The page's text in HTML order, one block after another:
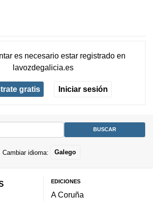
es necesario estar registradoen
lavozdegalicia.es
gratis Iniciar sesión
Cambiar idioma: Galego
EDICIONES
A Coruña